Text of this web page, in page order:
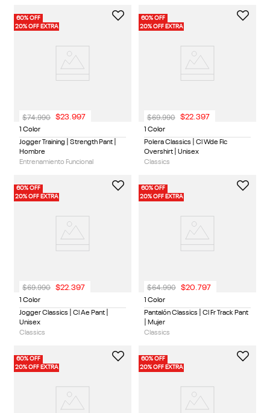
60% OFF
20% OFF EXTRA
1 Color
Jogger Training | Strength Pant |
Hombre
Entrenamiento Funcional
$74.990 $23.997
60% OFF
20% OFF EXTRA
1 Color
Polera Classics | Cl Wde Flc
Overshirt | Unisex
Classics
$69.990 $22.397
60% OFF
20% OFF EXTRA
1 Color
Jogger Classics | Cl Ae Pant |
Unisex
Classics
$69.990 $22.397
60% OFF
20% OFF EXTRA
1 Color
Pantalón Classics | Cl Fr Track Pant
| Mujer
Classics
$64.990 $20.797
60% OFF
20% OFF EXTRA
60% OFF
20% OFF EXTRA